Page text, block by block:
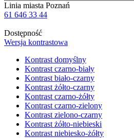
Linia miasta Poznań
61 646 33 44
Dostępność
Wersja kontrastowa
Kontrast domyślny
Kontrast czarno-biały
Kontrast biało-czarny
Kontrast żółto-czarny
Kontrast czarno-żółty
Kontrast czarno-zielony
Kontrast zielono-czarny
Kontrast żółto-niebieski
Kontrast niebiesko-żółty